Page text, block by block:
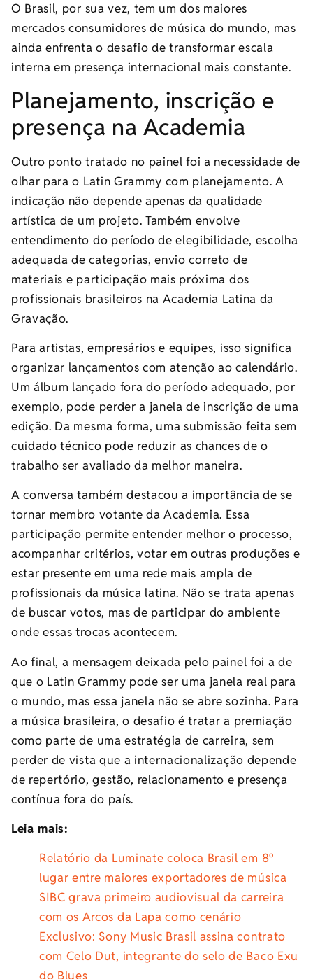
O Brasil, por sua vez, tem um dos maiores
mercados consumidores de música do mundo, mas
ainda enfrenta o desafio de transformar escala
interna em presença internacional mais constante.
Planejamento, inscrição e
presença na Academia
Outro ponto tratado no painel foi a necessidade de
olhar para o Latin Grammy com planejamento. A
indicação não depende apenas da qualidade
artística de um projeto. Também envolve
entendimento do período de elegibilidade, escolha
adequada de categorias, envio correto de
materiais e participação mais próxima dos
profissionais brasileiros na Academia Latina da
Gravação.
Para artistas, empresários e equipes, isso significa
organizar lançamentos com atenção ao calendário.
Um álbum lançado fora do período adequado, por
exemplo, pode perder a janela de inscrição de uma
edição. Da mesma forma, uma submissão feita sem
cuidado técnico pode reduzir as chances de o
trabalho ser avaliado da melhor maneira.
A conversa também destacou a importância de se
tornar membro votante da Academia. Essa
participação permite entender melhor o processo,
acompanhar critérios, votar em outras produções e
estar presente em uma rede mais ampla de
profissionais da música latina. Não se trata apenas
de buscar votos, mas de participar do ambiente
onde essas trocas acontecem.
Ao final, a mensagem deixada pelo painel foi a de
que o Latin Grammy pode ser uma janela real para
o mundo, mas essa janela não se abre sozinha. Para
a música brasileira, o desafio é tratar a premiação
como parte de uma estratégia de carreira, sem
perder de vista que a internacionalização depende
de repertório, gestão, relacionamento e presença
contínua fora do país.
Leia mais:
Relatório da Luminate coloca Brasil em 8º
lugar entre maiores exportadores de música
SIBC grava primeiro audiovisual da carreira
com os Arcos da Lapa como cenário
Exclusivo: Sony Music Brasil assina contrato
com Celo Dut, integrante do selo de Baco Exu
do Blues